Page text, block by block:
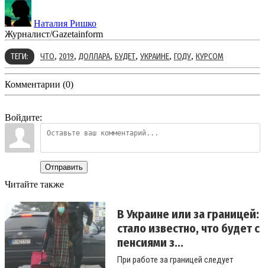
Наталия Ришко
Журналист/Gazetainform
ТЕГИ: ЧТО, 2019, ДОЛЛАРА, БУДЕТ, УКРАИНЕ, ГОДУ, КУРСОМ
Комментарии (0)
Войдите:
Отправить
Читайте также
В Украине или за границей:
стало известно, что будет с
пенсиями з...
При работе за границей следует